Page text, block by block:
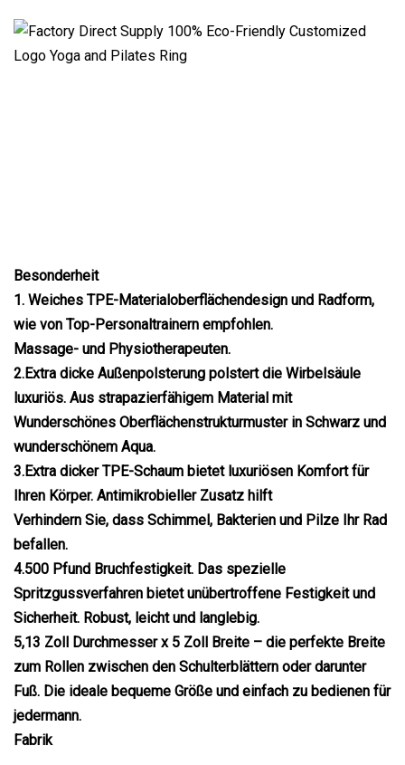
Besonderheit
1. Weiches TPE-Materialoberflächendesign und Radform,
wie von Top-Personaltrainern empfohlen.
Massage- und Physiotherapeuten.
2.Extra dicke Außenpolsterung polstert die Wirbelsäule
luxuriös. Aus strapazierfähigem Material mit
Wunderschönes Oberflächenstrukturmuster in Schwarz und
wunderschönem Aqua.
3.Extra dicker TPE-Schaum bietet luxuriösen Komfort für
Ihren Körper. Antimikrobieller Zusatz hilft
Verhindern Sie, dass Schimmel, Bakterien und Pilze Ihr Rad
befallen.
4.500 Pfund Bruchfestigkeit. Das spezielle
Spritzgussverfahren bietet unübertroffene Festigkeit und
Sicherheit. Robust, leicht und langlebig.
5,13 Zoll Durchmesser x 5 Zoll Breite – die perfekte Breite
zum Rollen zwischen den Schulterblättern oder darunter
Fuß. Die ideale bequeme Größe und einfach zu bedienen für
jedermann.
Fabrik